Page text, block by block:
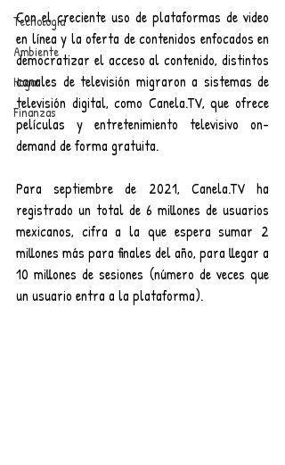
Tecnología
Ambiente
Hogar
Finanzas
Con el creciente uso de plataformas de video
en línea y la oferta de contenidos enfocados en
democratizar el acceso al contenido, distintos
canales de televisión migraron a sistemas de
televisión digital, como Canela.TV, que ofrece
películas y entretenimiento televisivo on-
demand de forma gratuita.
Para septiembre de 2021, Canela.TV ha
registrado un total de 6 millones de usuarios
mexicanos, cifra a la que espera sumar 2
millones más para finales del año, para llegar a
10 millones de sesiones (número de veces que
un usuario entra a la plataforma).